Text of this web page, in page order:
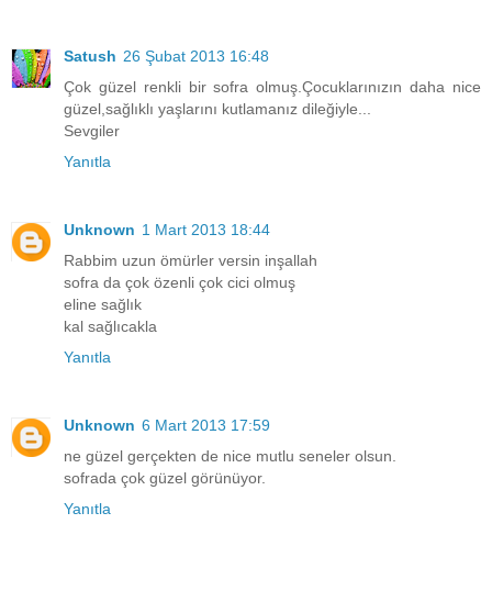
Satush 26 Şubat 2013 16:48
Çok güzel renkli bir sofra olmuş.Çocuklarınızın daha nice
güzel,sağlıklı yaşlarını kutlamanız dileğiyle...
Sevgiler
Yanıtla
Unknown 1 Mart 2013 18:44
Rabbim uzun ömürler versin inşallah
sofra da çok özenli çok cici olmuş
eline sağlık
kal sağlıcakla
Yanıtla
Unknown 6 Mart 2013 17:59
ne güzel gerçekten de nice mutlu seneler olsun.
sofrada çok güzel görünüyor.
Yanıtla